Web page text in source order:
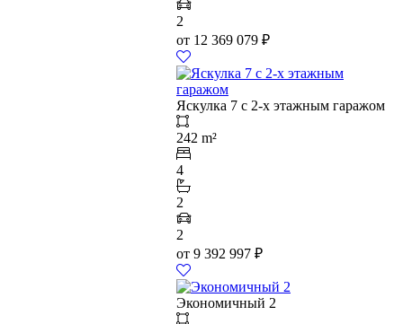
2
от 12 369 079 ₽
Яскулка 7 с 2-х этажным гаражом
242 m²
4
2
2
от 9 392 997 ₽
Экономичный 2